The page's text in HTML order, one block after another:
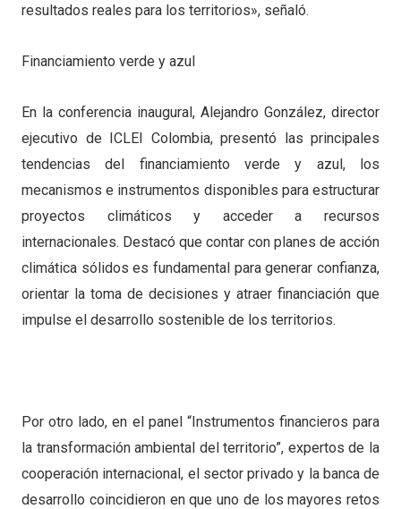
resultados reales para los territorios», señaló.
Financiamiento verde y azul
En la conferencia inaugural, Alejandro González, director
ejecutivo de ICLEI Colombia, presentó las principales
tendencias del financiamiento verde y azul, los
mecanismos e instrumentos disponibles para estructurar
proyectos climáticos y acceder a recursos
internacionales. Destacó que contar con planes de acción
climática sólidos es fundamental para generar confianza,
orientar la toma de decisiones y atraer financiación que
impulse el desarrollo sostenible de los territorios.
Por otro lado, en el panel “Instrumentos financieros para
la transformación ambiental del territorio”, expertos de la
cooperación internacional, el sector privado y la banca de
desarrollo coincidieron en que uno de los mayores retos